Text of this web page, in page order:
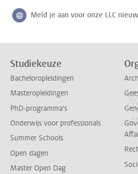
Volg ons op
Meld je aan voor onze LLC
Studiekeuze
Bacheloropleidingen
Masteropleidingen
PhD-programma's
Onderwijs voor professionals
Summer Schools
Open dagen
Master Open Dag